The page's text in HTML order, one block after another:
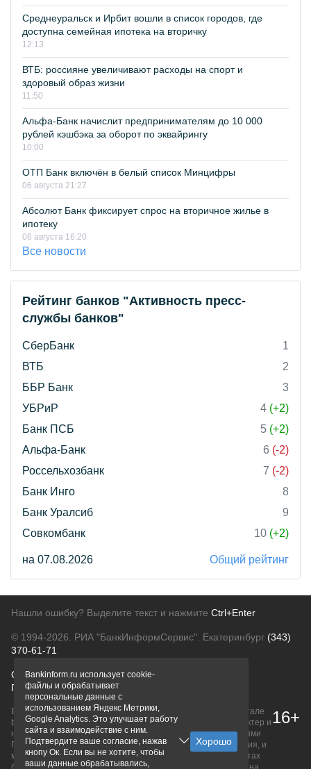
Среднеуральск и Ирбит вошли в список городов, где
доступна семейная ипотека на вторичку
12:13
ВТБ: россияне увеличивают расходы на спорт и
здоровый образ жизни
11:50
Альфа-Банк начислит предпринимателям до 10 000
рублей кэшбэка за оборот по эквайрингу
10:00
ОТП Банк включён в белый список Минцифры
06 августа 21:27
Абсолют Банк фиксирует спрос на вторичное жилье в
ипотеку
06 августа 16:20
Все новости
Рейтинг банков "Активность пресс-
службы банков"
СберБанк
1
ВТБ
2
ББР Банк
3
УБРиР
4 (+2)
Банк ПСБ
5 (+2)
Альфа-Банк
6 (-2)
Россельхозбанк
7 (-2)
Банк Инго
8
Банк Уралсиб
9
Совкомбанк
10 (+2)
на 07.08.2026 Общий рейтинг
Нашли ошибку? Выделите текст и нажмите Ctrl+Enter
© 1994-2026. РИА "БанкИнформСервис". Екатеринбург (343)
370-61-71
О проектеПолитика конфиденциальности
Правовая информацияДля рекламодателей
Вся информация о продуктах банков, размещенная на портале
bankinform.ru, носит исключительно ознакомительный характер и
не является публичной офертой, определяемой положениями
ГК РФ. Информация не содержит точного и полного описания, и
может быть изменена. Конечные условия уточняйте на сайтах
банков или при личном обращении. Исключительное право на
16+
Bankinform.ru использует cookie-
файлы и обрабатывает
персональные данные с
использованием Яндекс Метрики,
Google Analytics. Это улучшает работу
сайта и взаимодействие с ним.
Подтвердите ваше согласие, нажав
кнопу Ок. Если вы не хотите, чтобы
ваши данные обрабатывались,